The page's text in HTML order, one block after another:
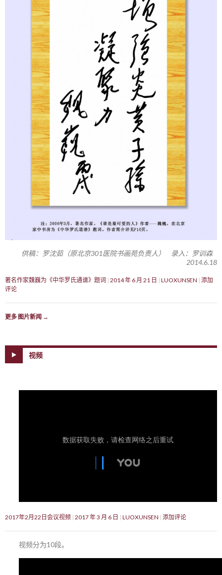
供稿：罗沈茹（原北京301医院书画苑负责人） 录入：罗训森
2014.6.18
著名作家魏巍为《中华罗氏通谱》题词 2014 年 6 月 21 日 LUOXUNSEN 添加
评论
更多 图片新闻 →
视频
2017年2月22日会议视频 2017 年 3 月 6 日 LUOXUNSEN 添加评论
视频分为10段。